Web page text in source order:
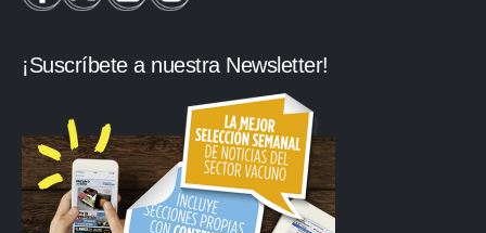
¡Suscríbete a nuestra Newsletter!